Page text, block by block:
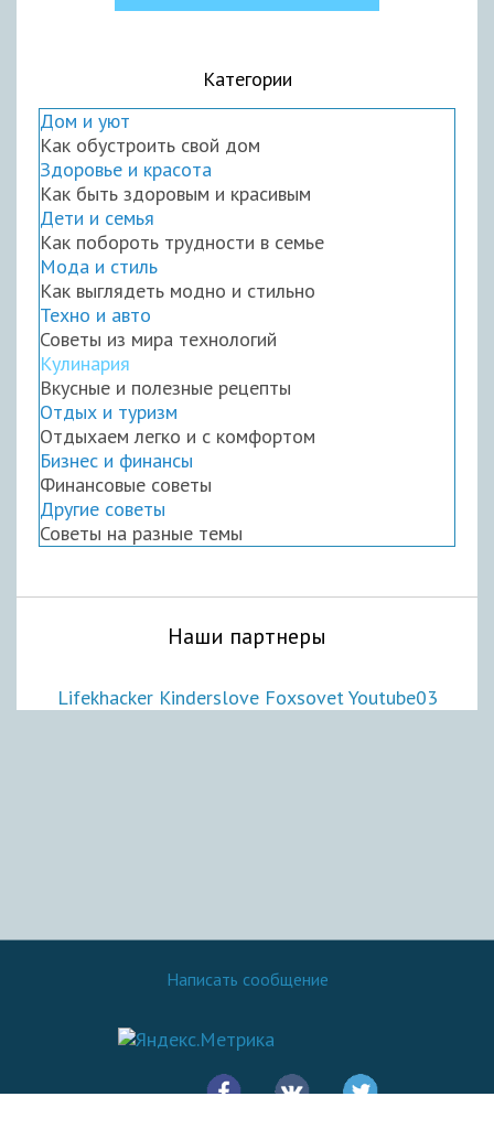
Категории
Дом и уют
Как обустроить свой дом
Здоровье и красота
Как быть здоровым и красивым
Дети и семья
Как побороть трудности в семье
Мода и стиль
Как выглядеть модно и стильно
Техно и авто
Советы из мира технологий
Кулинария
Вкусные и полезные рецепты
Отдых и туризм
Отдыхаем легко и с комфортом
Бизнес и финансы
Финансовые советы
Другие советы
Советы на разные темы
Наши партнеры
Lifekhacker Kinderslove FoxsovetYoutube03
Написать сообщение